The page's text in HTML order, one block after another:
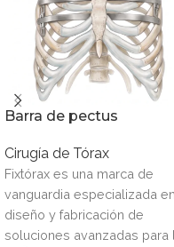
Barra de pectus
Cirugía de Tórax
Fixtórax es una marca de
vanguardia especializada
diseño y fabricación de
soluciones avanzadas para